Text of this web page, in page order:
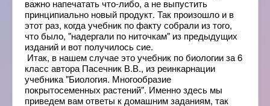
важно напечатать что-либо, а не выпустить
принципиально новый продукт. Так произошло и в
этот раз, когда учебник по факту собрали из того,
что было, "надергали по ниточкам" из предыдущих
изданий и вот получилось сие.
Итак, в нашем случае это учебник по биологии за 6
класс автора Пасечник В.В., из реинкарнации
учебника "Биология. Многообразие
покрытосеменных растений". Именно здесь мы
приведем вам ответы к домашним заданиям, так